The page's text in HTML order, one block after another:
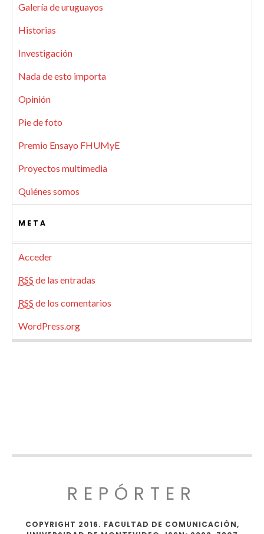
Galería de uruguayos
Historias
Investigación
Nada de esto importa
Opinión
Pie de foto
Premio Ensayo FHUMyE
Proyectos multimedia
Quiénes somos
META
Acceder
RSS de las entradas
RSS de los comentarios
WordPress.org
REPÓRTER
COPYRIGHT 2016. FACULTAD DE COMUNICACIÓN,